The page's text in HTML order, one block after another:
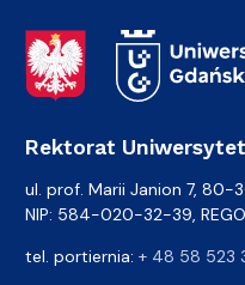
Adres Rektoratu
Rektorat
ul. prof. Marii Janion 7, 80-
NIP: 584-020-32-39,
tel. portiernia: + 48 58 523